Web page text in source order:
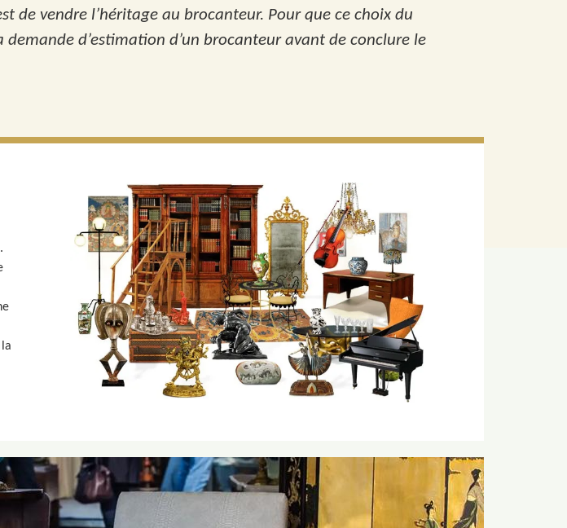
de vendre l’héritage au brocanteur. Pour que ce choix du
d’estimation d’un brocanteur avant de conclure le